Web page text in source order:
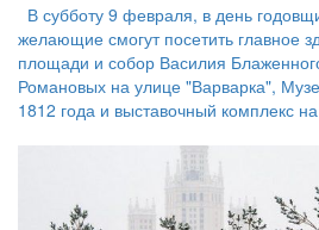
В субботу 9 февраля, в день
желающие смогут посетить главное
площади и собор Василия
Романовых на улице "Варварка",
1812 года и выставочный комплекс